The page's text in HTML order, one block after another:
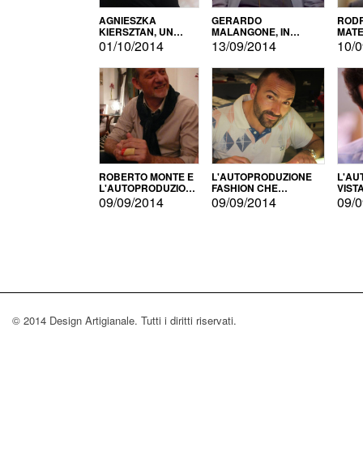
AGNIESZKA
KIERSZTAN, UN
MODELLO DI
AUTOPRODUZIONE
01/10/2014
GERARDO
MALANGONE, IN
GIURIA PER IL
CONCORSO
LETTERARIO
13/09/2014 10/
ROBERTO MONTE E
L'AUTOPRODUZIONE
CON IL CENSIMENTO
09/09/2014
L'AUTOPRODUZIONE
FASHION CHE
CONQUISTA GLI USA
09/09/2014 09/
© 2014 Design Artigianale. Tutti i diritti riservati.